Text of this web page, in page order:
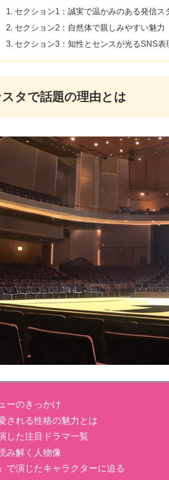
セクション1：誠実で温かみのある発信ス
セクション2：自然体で親しみやすい魅力
セクション3：知性とセンスが光るSNS表
タで話題の理由とは
ーのきっかけ
される性格の魅力とは
した注目ドラマ一覧
み解く人物像
で演じたキャラクターに迫る